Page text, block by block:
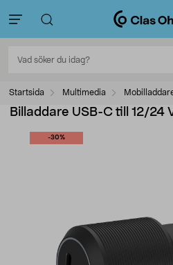
Startsida Multimedia
Billaddare USB-C till 12/24
-30%